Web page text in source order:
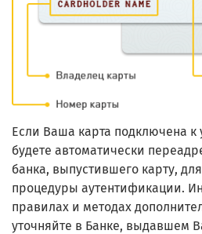
Если Ваша карта подключена к
будете автоматически
банка, выпустившего карту,
процедуры аутентификации.
правилах и методах
уточняйте в Банке, выдавшем